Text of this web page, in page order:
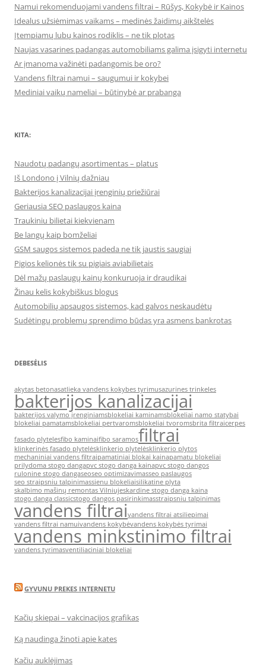
Namui rekomenduojami vandens filtrai – Rūšys, Kokybė ir Kainos
Idealus užsiėmimas vaikams – medinės žaidimų aikštelės
Įtempiamų lubų kainos rodiklis – ne tik plotas
Naujas vasarines padangas automobiliams galima įsigyti internetu
Ar įmanoma važinėti padangomis be oro?
Vandens filtrai namui – saugumui ir kokybei
Mediniai vaikų nameliai – būtinybė ar prabanga
KITA:
Naudotų padangų asortimentas – platus
Iš Londono į Vilnių dažniau
Bakterijos kanalizacijai įrenginių priežiūrai
Geriausia SEO paslaugos kaina
Traukiniu bilietai kiekvienam
Be langų kaip bomželiai
GSM saugos sistemos padeda ne tik jaustis saugiai
Pigios kelionės tik su pigiais aviabilietais
Dėl mažų paslaugų kainų konkuruoja ir draudikai
Žinau kelis kokybiškus blogus
Automobilių apsaugos sistemos, kad galvos neskaudėtų
Sudėtingų problemų sprendimo būdas yra asmens bankrotas
DEBESĖLIS
akytas betonasatlieka vandens kokybes tyrimusazurines trinkeles
bakterijos kanalizacijai
bakterijos valymo įrenginiamsblokeliai kaminamsblokeliai namo statybai
blokeliai pamatamsblokeliai pertvaromsblokeliai tvoromsbrita filtraicerpes
fasado plytelesfibo kaminaifibo saramosfiltrai
klinkerinės fasado plytelėsklinkerio plytelėsklinkerio plytos
mechaniniai vandens filtraipamatiniai blokai kainapamatu blokeliai
prilydoma stogo dangapvc stogo danga kainapvc stogo dangos
rulonine stogo dangaseoseo optimizavimasseo paslaugos
seo straipsniu talpinimassienu blokeliaisilikatine plyta
skalbimo mašinų remontas Vilniujeskardine stogo danga kaina
stogo danga classicstogo dangos pasirinkimasstraipsniu talpinimas
vandens filtraivandens filtrai atsiliepimai
vandens filtrai namuivandens kokybėvandens kokybės tyrimai
vandens minkstinimo filtrai
vandens tyrimasventiliaciniai blokeliai
GYVUNU PREKES INTERNETU
Kačių skiepai – vakcinacijos grafikas
Ką naudinga žinoti apie kates
Kačių auklėjimas